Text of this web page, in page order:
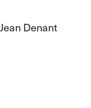
Jean Denant